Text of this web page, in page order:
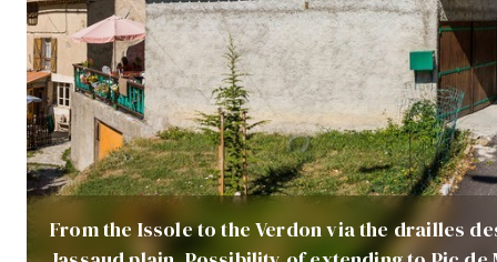
From the Issole to the Verdon via the drailles